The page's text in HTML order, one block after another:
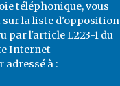
téléphonique, vous
la liste d'opposition
par l'article L223-1 du
Internet
à :